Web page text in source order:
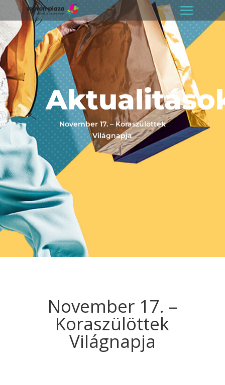
November 17. – Koraszülöttek
Világnapja
November 17. –
Koraszülöttek
Világnapja